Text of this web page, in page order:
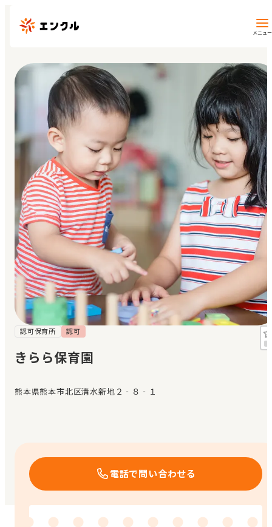
メニュー
保育園・幼稚園を探す
地図から探す
地域から探す
マイページ
閲覧履歴
お気に入り
見学日記
メッセージ
おすすめの園
エンクルの特徴と活用方法
認可保育所 認可
きらら保育園
熊本県熊本市北区清水新地２‐８‐１
電話で問い合わせる